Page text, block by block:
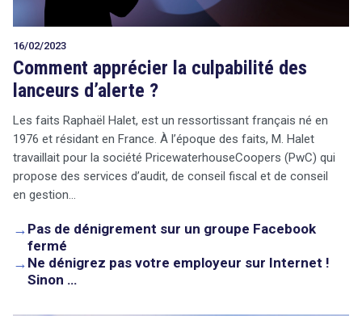
16/02/2023
Comment apprécier la culpabilité des
lanceurs d’alerte ?
Les faits Raphaël Halet, est un ressortissant français né en
1976 et résidant en France. À l’époque des faits, M. Halet
travaillait pour la société PricewaterhouseCoopers (PwC) qui
propose des services d’audit, de conseil fiscal et de conseil
en gestion…
→ Pas de dénigrement sur un groupe Facebook
fermé
→ Ne dénigrez pas votre employeur sur Internet !
Sinon …